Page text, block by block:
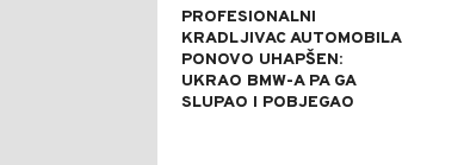
PROFESIONALNI
KRADLJIVAC AUTOMOBILA
PONOVO UHAPŠEN:
UKRAO BMW-A PA GA
SLUPAO I POBJEGAO